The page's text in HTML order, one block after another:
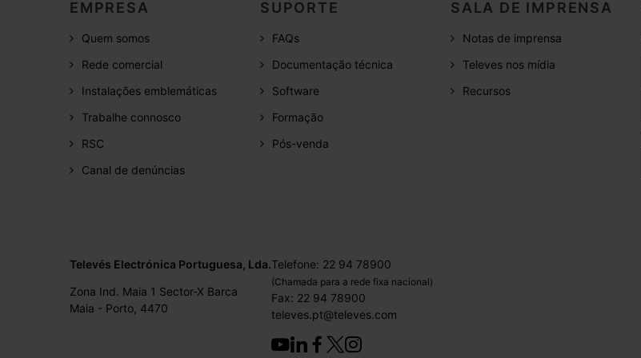
EMPRESA
Quem somos
Rede comercial
Instalações emblemáticas
Trabalhe connosco
RSC
Canal de denúncias
SUPORTE
FAQs
Documentação técnica
Software
Formação
Pós-venda
SALA DE IMPRENSA
Notas de imprensa
Televes nos mídia
Recursos
Televés Electrónica Portuguesa, Lda.
Zona Ind. Maia 1 Sector-X Barca
Maia - Porto, 4470
Telefone: 22 94 78900
(Chamada para a rede fixa nacional)
Fax: 22 94 78900
televes.pt@televes.com